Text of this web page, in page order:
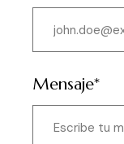
Mensaje*